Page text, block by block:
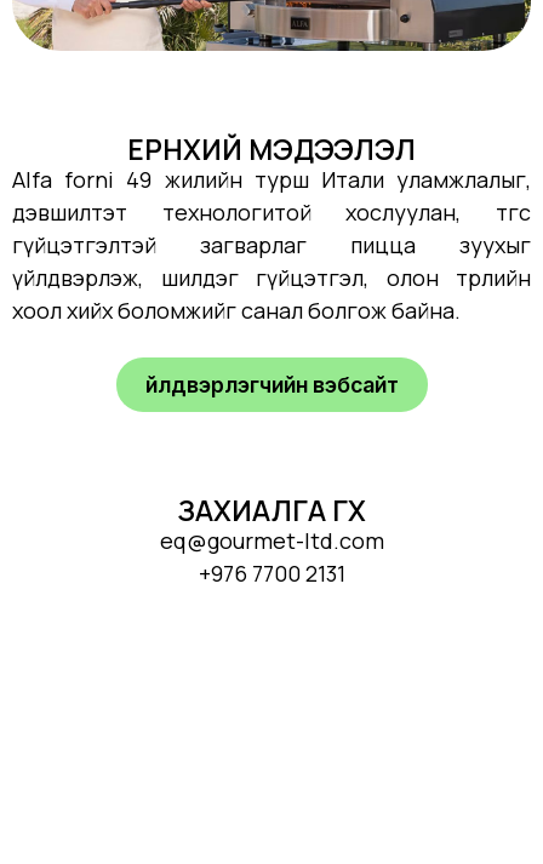
ЕРӨНХИЙ МЭДЭЭЛЭЛ
Alfa forni 49 жилийн турш Итали уламжлалыг,
дэвшилтэт технологитой хослуулан, төгс
гүйцэтгэлтэй загварлаг пицца зуухыг
үйлдвэрлэж, шилдэг гүйцэтгэл, олон төрлийн
хоол хийх боломжийг санал болгож байна.
Үйлдвэрлэгчийн вэбсайт
ЗАХИАЛГА ӨГӨХ
eq@gourmet-ltd.com
+976 7700 2131